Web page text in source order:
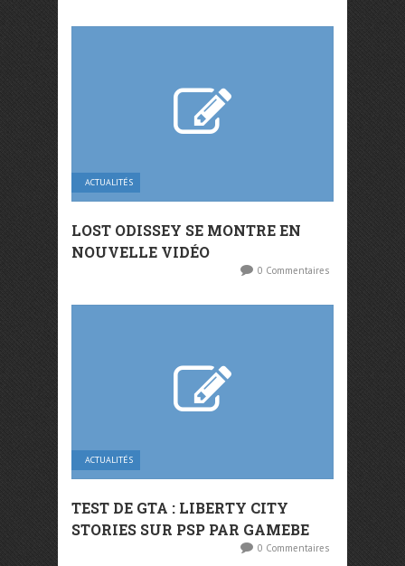
ACTUALITÉS
LOST ODISSEY SE MONTRE EN
NOUVELLE VIDÉO
0 Commentaires
ACTUALITÉS
TEST DE GTA : LIBERTY CITY
STORIES SUR PSP PAR GAMEBE
0 Commentaires